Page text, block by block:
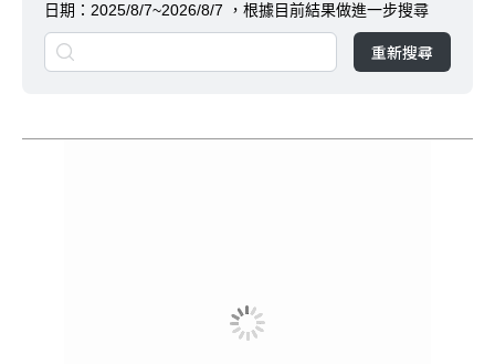
日期： 2025/8/7~2026/8/7 ，根據目前結果做進一步搜尋
重新搜尋